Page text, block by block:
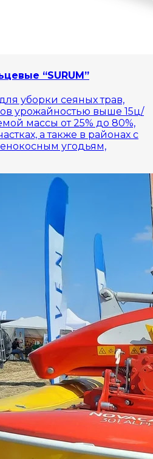
“SURUM”
уборки сеяных трав,
урожайностью выше 15ц/
массы от 25% до 80%,
а также в районах с
угодьям,